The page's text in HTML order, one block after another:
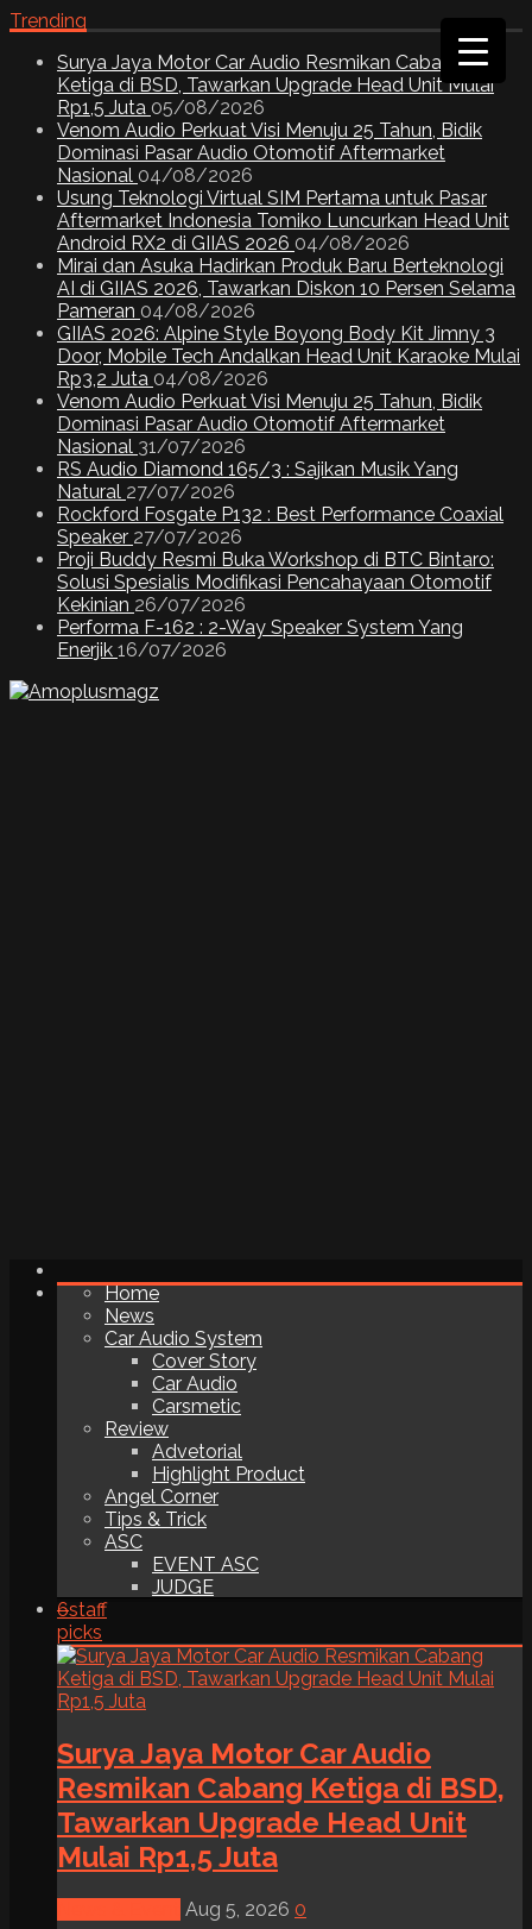
Trending
Surya Jaya Motor Car Audio Resmikan Cabang
Ketiga di BSD, Tawarkan Upgrade Head Unit Mulai
Rp1,5 Juta 05/08/2026
Venom Audio Perkuat Visi Menuju 25 Tahun, Bidik
Dominasi Pasar Audio Otomotif Aftermarket
Nasional 04/08/2026
Usung Teknologi Virtual SIM Pertama untuk Pasar
Aftermarket Indonesia Tomiko Luncurkan Head Unit
Android RX2 di GIIAS 2026 04/08/2026
Mirai dan Asuka Hadirkan Produk Baru Berteknologi
AI di GIIAS 2026, Tawarkan Diskon 10 Persen Selama
Pameran 04/08/2026
GIIAS 2026: Alpine Style Boyong Body Kit Jimny 3
Door, Mobile Tech Andalkan Head Unit Karaoke Mulai
Rp3,2 Juta 04/08/2026
Venom Audio Perkuat Visi Menuju 25 Tahun, Bidik
Dominasi Pasar Audio Otomotif Aftermarket
Nasional 31/07/2026
RS Audio Diamond 165/3 : Sajikan Musik Yang
Natural 27/07/2026
Rockford Fosgate P132 : Best Performance Coaxial
Speaker 27/07/2026
Proji Buddy Resmi Buka Workshop di BTC Bintaro:
Solusi Spesialis Modifikasi Pencahayaan Otomotif
Kekinian 26/07/2026
Performa F-162 : 2-Way Speaker System Yang
Enerjik 16/07/2026
Home
News
Car Audio System
Cover Story
Car Audio
Carsmetic
Review
Advetorial
Highlight Product
Angel Corner
Tips & Trick
ASC
EVENT ASC
JUDGE
6staff
picks
Surya Jaya Motor Car Audio
Resmikan Cabang Ketiga di BSD,
Tawarkan Upgrade Head Unit
Mulai Rp1,5 Juta
Aug 5, 2026 0